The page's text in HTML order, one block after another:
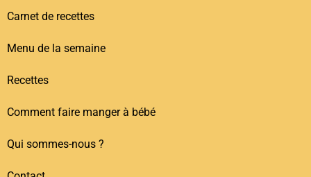
Carnet de recettes
Menu de la semaine
Recettes
Comment faire manger à bébé
Qui sommes-nous ?